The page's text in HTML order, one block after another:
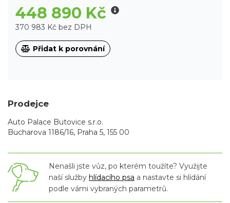
448 890 Kč
370 983 Kč bez DPH
Přidat k porovnání
Prodejce
Auto Palace Butovice s.r.o.
Bucharova 1186/16, Praha 5, 155 00
Nenašli jste vůz, po kterém toužíte? Využijte
naší služby hlídacího psa a nastavte si hlídání
podle vámi vybraných parametrů.